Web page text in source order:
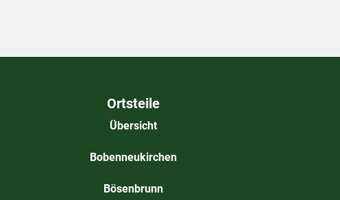
Ortsteile
Übersicht
Bobenneukirchen
Bösenbrunn